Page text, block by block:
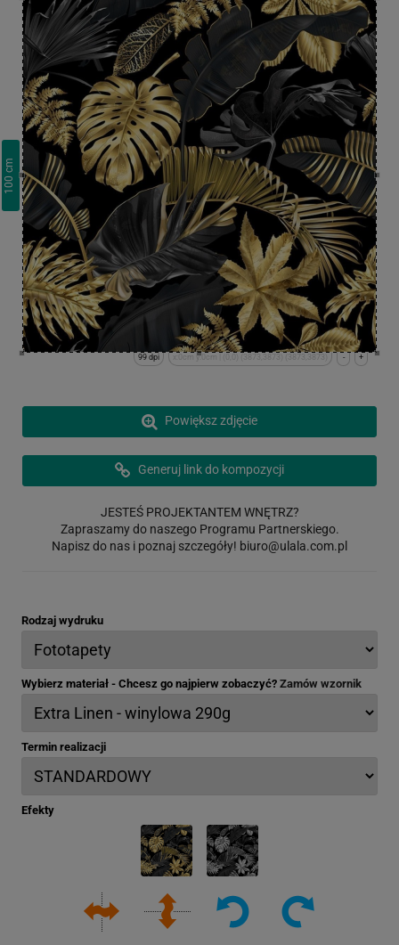
100
cm
+
-
x:0cm y:0cm | (0,0) (3873,3873) (3873,3873)
99 dpi
Powiększ zdjęcie
Generuj link do kompozycji
JESTEŚ PROJEKTANTEM WNĘTRZ?
Zapraszamy do naszego Programu Partnerskiego.
Napisz do nas i poznaj szczegóły! biuro@ulala.com.pl
Rodzaj wydruku
Wybierz materiał - Chcesz go najpierw zobaczyć? Zamów wzornik
Termin realizacji
Efekty